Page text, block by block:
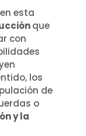
esta
que
con
los
de
o
y la